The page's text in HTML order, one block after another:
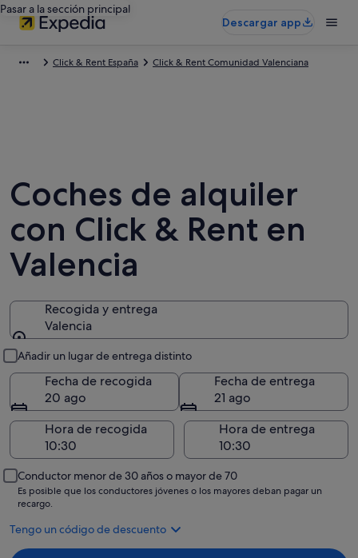
Pasar a la sección principal
Descargar app
Click & Rent España Click & Rent Comunidad Valenciana
Coches de alquiler
con Click & Rent en
Valencia
Recogida y entrega
Valencia
Añadir un lugar de entrega distinto
Fecha de recogida
20 ago
Fecha de entrega
21 ago
Hora de recogida
Hora de entrega
Conductor menor de 30 años o mayor de 70
Es posible que los conductores jóvenes o los mayores deban pagar un
recargo.
Tengo un código de descuento